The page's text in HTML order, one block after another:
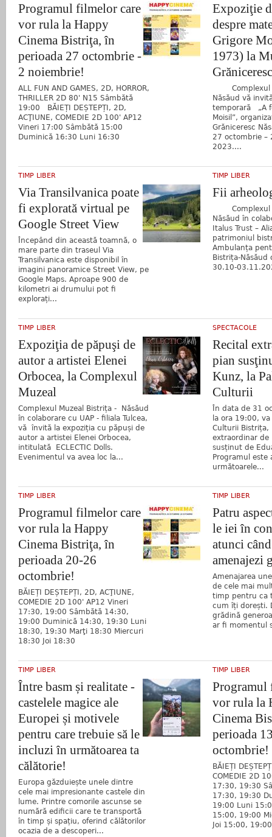
Programul filmelor care
vor rula la Happy
Cinema Bistriţa, în
perioada 27 octombrie -
2 noiembrie!
ALL FUN AND GAMES, 2D, HORROR,
THRILLER 2D 80' N15 Sâmbătă
19:00 BĂIEȚI DEȘTEPȚI, 2D,
ACŢIUNE, COMEDIE 2D 100' AP12
Vineri 17:00 Sâmbătă 15:00
Duminică 16:30 Luni 16:30
Expoziţie
despre
Grigore
1973) la
Complexul
Năsăud vă
temporară „A
Moisil”,
Grăniceresc
27 octombrie –
2023....
TIMP LIBER
Via Transilvanica poate
fi explorată virtual pe
Google Street View
Începând din această toamnă, o
mare parte din traseul Via
Transilvanica este disponibil în
imagini panoramice Street View, pe
Google Maps. Aproape 900 de
kilometri ai drumului pot fi
explorați...
TIMP LIBER
Fii
Complexul
Năsăud în
Italus Trust –
patrimoniul
Ambulanța
Bistrița-Năsăud
30.10-
TIMP LIBER
Expoziţia de păpuşi de
autor a artistei Elenei
Orbocea, la Complexul
Muzeal
Complexul Muzeal Bistrița - Năsăud
în colaborare cu UAP - filiala Tulcea,
vă învită la expoziția cu păpuși de
autor a artistei Elenei Orbocea,
intitulată ECLECTIC Dolls.
Evenimentul va avea loc la...
SPECTACOLE
Recital
pian
Kunz, la
Culturii
În data de 31
la ora 19:00,
Culturii Bistrița,
extraordinar de
susținut de
Programul este
următoarele...
TIMP LIBER
Programul filmelor care
vor rula la Happy
Cinema Bistriţa, în
perioada 20-26
octombrie!
BĂIEȚI DEȘTEPȚI, 2D, ACŢIUNE,
COMEDIE 2D 100' AP12 Vineri
17:30, 19:00 Sâmbătă 14:30,
19:00 Duminică 14:30, 19:30 Luni
18:30, 19:30 Marţi 18:30 Miercuri
18:30 Joi 18:30
TIMP LIBER
Patru
le iei în
atunci
amenajezi
Amenajarea
de cele mai
timp pentru ca
cum îți dorești.
grădină
ar fi momentul
TIMP LIBER
Între basm și realitate -
castelele magice ale
Europei și motivele
pentru care trebuie să le
incluzi în următoarea ta
călătorie!
Europa găzduiește unele dintre
cele mai impresionante castele din
lume. Printre comorile ascunse se
numără edificii care te transportă
în timp și spațiu, oferind călătorilor
ocazia de a descoperi...
TIMP LIBER
Programul
vor rula la
Cinema
perioada
octombrie!
BĂIEȚI
COMEDIE 2D
17:30, 19:30
17:30, 19:30
19:00 Luni
15:00, 19:00
Joi 15:00,